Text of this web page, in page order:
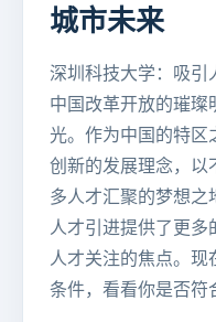
城市未来
深圳科技大学：吸引
中国改革开放的璀璨
光。作为中国的特区
创新的发展理念，以
多人才汇聚的梦想之
人才引进提供了更多
人才关注的焦点。现
条件，看看你是否符